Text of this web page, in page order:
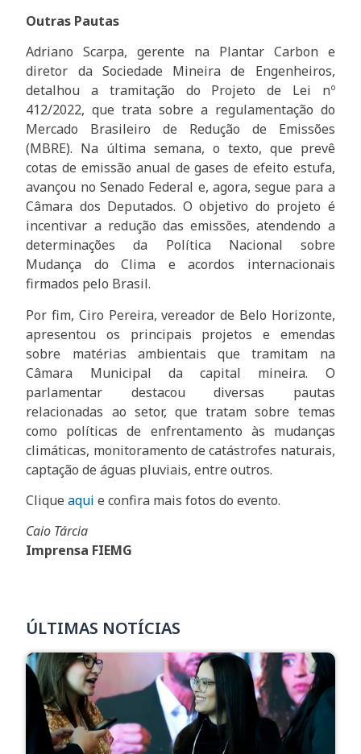
Outras Pautas
Adriano Scarpa, gerente na Plantar Carbon e
diretor da Sociedade Mineira de Engenheiros,
detalhou a tramitação do Projeto de Lei nº
412/2022, que trata sobre a regulamentação do
Mercado Brasileiro de Redução de Emissões
(MBRE). Na última semana, o texto, que prevê
cotas de emissão anual de gases de efeito estufa,
avançou no Senado Federal e, agora, segue para a
Câmara dos Deputados. O objetivo do projeto é
incentivar a redução das emissões, atendendo a
determinações da Política Nacional sobre
Mudança do Clima e acordos internacionais
firmados pelo Brasil.
Por fim, Ciro Pereira, vereador de Belo Horizonte,
apresentou os principais projetos e emendas
sobre matérias ambientais que tramitam na
Câmara Municipal da capital mineira. O
parlamentar destacou diversas pautas
relacionadas ao setor, que tratam sobre temas
como políticas de enfrentamento às mudanças
climáticas, monitoramento de catástrofes naturais,
captação de águas pluviais, entre outros.
Cliqueaqui e confira mais fotos do evento.
Caio Tárcia
Imprensa FIEMG
ÚLTIMAS NOTÍCIAS